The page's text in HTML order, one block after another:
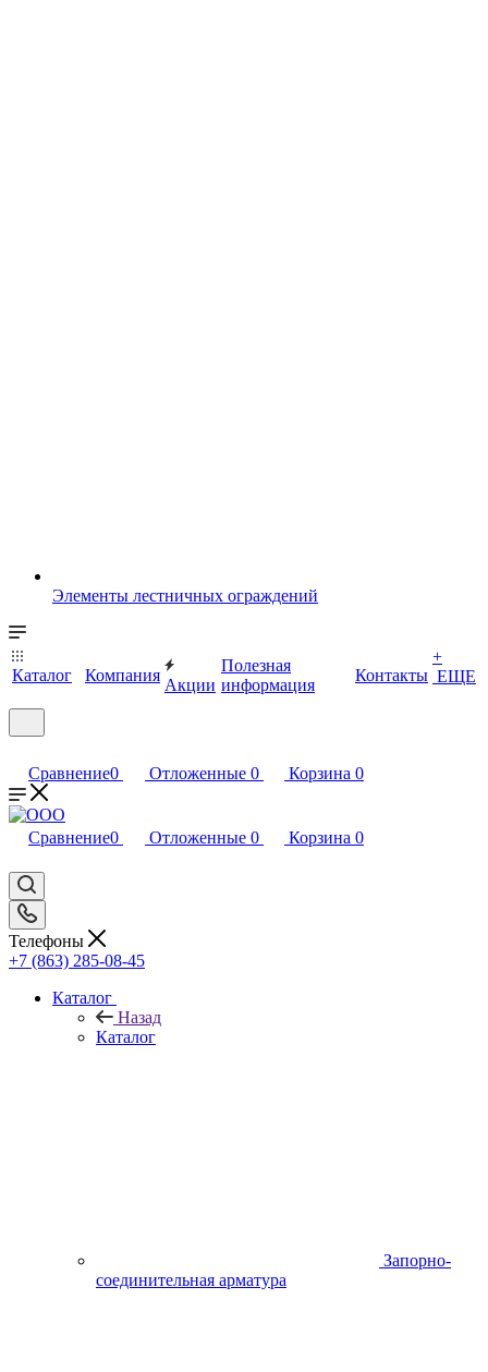
Элементы лестничных ограждений
Каталог Компания
Акции
Полезная
информация
Контакты
+
ЕЩЕ
Сравнение0 Отложенные 0 Корзина 0
Сравнение0 Отложенные 0 Корзина 0
Телефоны
+7 (863) 285-08-45
Каталог
Назад
Каталог
Запорно-
соединительная арматура